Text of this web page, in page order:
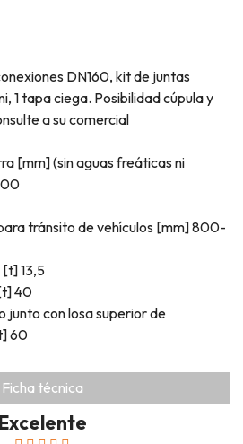
Ficha técnica
DN160, kit de juntas
1 tapa ciega. Posibilidad cúpula y
a su comercial
[mm] (sin aguas freáticas ni
tránsito de vehículos [mm] 800-
13,5
40
junto con losa superior de
60
Excelente